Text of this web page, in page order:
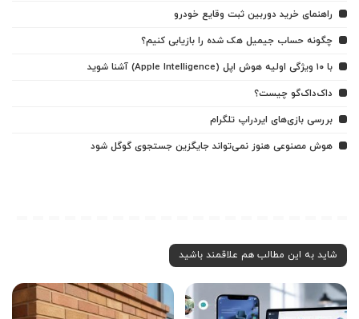
راهنمای خرید دوربین ثبت وقایع خودرو
چگونه حساب جیمیل هک شده را بازیابی کنیم؟
با ۱۰ ویژگی اولیه هوش اپل (Apple Intelligence) آشنا شوید
داک‌داک‌گو چیست؟
بررسی بازی‌های ایردراپ تلگرام
هوش مصنوعی هنوز نمی‌تواند جایگزین جستجوی گوگل شود
شاید به این مطالب هم علاقمند باشید